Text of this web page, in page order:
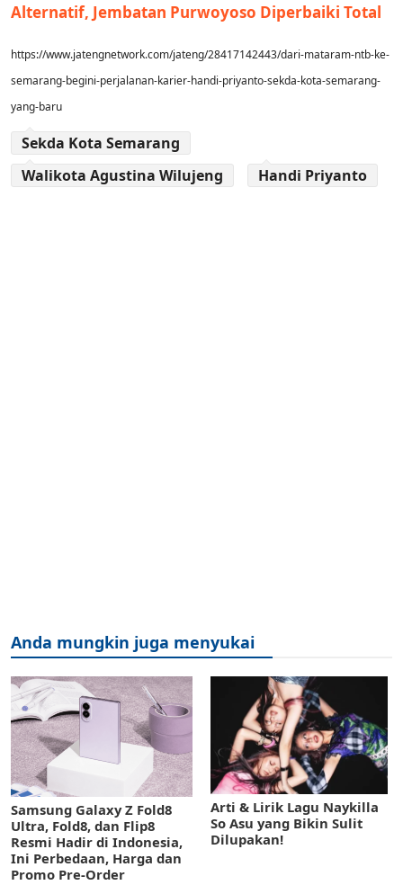
Alternatif, Jembatan Purwoyoso Diperbaiki Total
https://www.jatengnetwork.com/jateng/28417142443/dari-mataram-ntb-ke-
semarang-begini-perjalanan-karier-handi-priyanto-sekda-kota-semarang-
yang-baru
Sekda Kota Semarang
Walikota Agustina Wilujeng
Handi Priyanto
Anda mungkin juga menyukai
Samsung Galaxy Z Fold8
Ultra, Fold8, dan Flip8
Resmi Hadir di Indonesia,
Ini Perbedaan, Harga dan
Promo Pre-Order
Arti & Lirik Lagu Naykilla
So Asu yang Bikin Sulit
Dilupakan!